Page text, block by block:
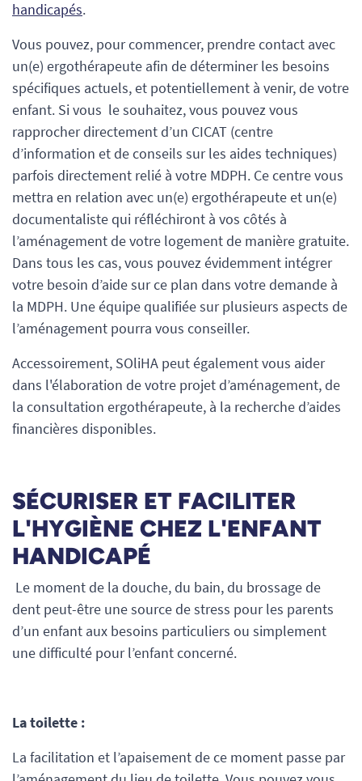
handicapés.
Vous pouvez, pour commencer, prendre contact avec
un(e) ergothérapeute afin de déterminer les besoins
spécifiques actuels, et potentiellement à venir, de votre
enfant. Si vous le souhaitez, vous pouvez vous
rapprocher directement d’un CICAT (centre
d’information et de conseils sur les aides techniques)
parfois directement relié à votre MDPH. Ce centre vous
mettra en relation avec un(e) ergothérapeute et un(e)
documentaliste qui réfléchiront à vos côtés à
l’aménagement de votre logement de manière gratuite.
Dans tous les cas, vous pouvez évidemment intégrer
votre besoin d’aide sur ce plan dans votre demande à
la MDPH. Une équipe qualifiée sur plusieurs aspects de
l’aménagement pourra vous conseiller.
Accessoirement, SOliHA peut également vous aider
dans l'élaboration de votre projet d’aménagement, de
la consultation ergothérapeute, à la recherche d’aides
financières disponibles.
SÉCURISER ET FACILITER
L'HYGIÈNE CHEZ L'ENFANT
HANDICAPÉ
Le moment de la douche, du bain, du brossage de
dent peut-être une source de stress pour les parents
d’un enfant aux besoins particuliers ou simplement
une difficulté pour l’enfant concerné.
La toilette :
La facilitation et l’apaisement de ce moment passe par